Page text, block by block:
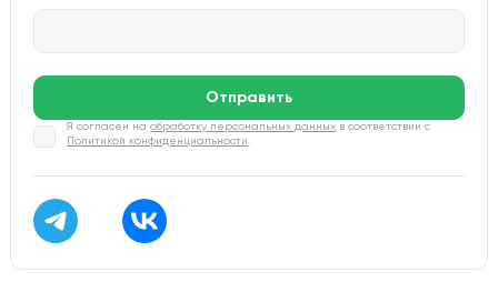
Отправить
Я согласен наобработку персональных данных в соответствии с
Политикой конфиденциальности .